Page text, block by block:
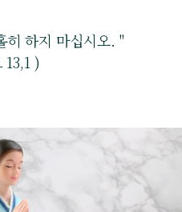
히 하지 마십시오. "
13,1 )